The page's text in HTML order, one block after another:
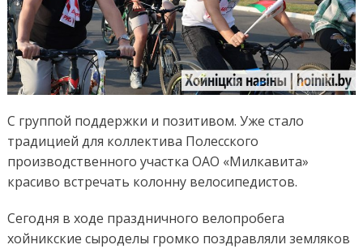
С группой поддержки и позитивом. Уже стало
традицией для коллектива Полесского
производственного участка ОАО «Милкавита»
красиво встречать колонну велосипедистов.
Сегодня в ходе праздничного велопробега
хойникские сыроделы громко поздравляли земляков